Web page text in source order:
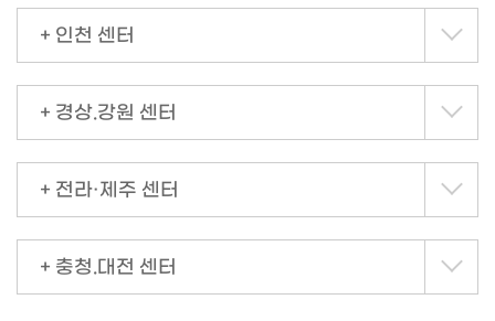
+ 인천 센터
+ 경상.강원 센터
+ 전라·제주 센터
+ 충청.대전 센터